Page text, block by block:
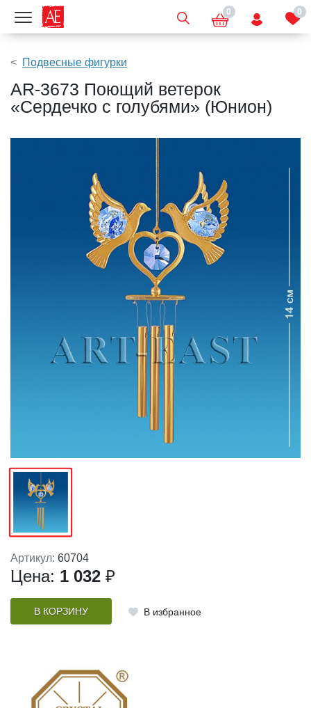
Показать меню 0 0
Подвесные фигурки
AR-3673 Поющий ветерок
«Сердечко с голубями» (Юнион)
Артикул: 60704
Цена: 1 032 ₽
В КОРЗИНУ В избранное